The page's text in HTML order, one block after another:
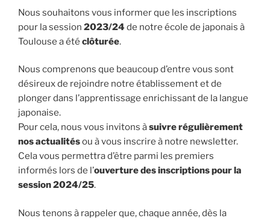
Nous souhaitons vous informer que les inscriptions
pour la session 2023/24 de notre école de japonais à
Toulouse a été clôturée.
Nous comprenons que beaucoup d’entre vous sont
désireux de rejoindre notre établissement et de
plonger dans l’apprentissage enrichissant de la langue
japonaise.
Pour cela, nous vous invitons àsuivre régulièrement
nos actualitésou à vous inscrire à notre newsletter.
Cela vous permettra d’être parmi les premiers
informés lors de l’ouverture des inscriptions pour la
session 2024/25.
Nous tenons à rappeler que, chaque année, dès la